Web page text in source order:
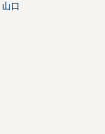
山口